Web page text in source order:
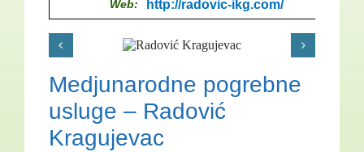
Web: http://radovic-ikg.com/
Medjunarodne pogrebne
usluge – Radović
Kragujevac